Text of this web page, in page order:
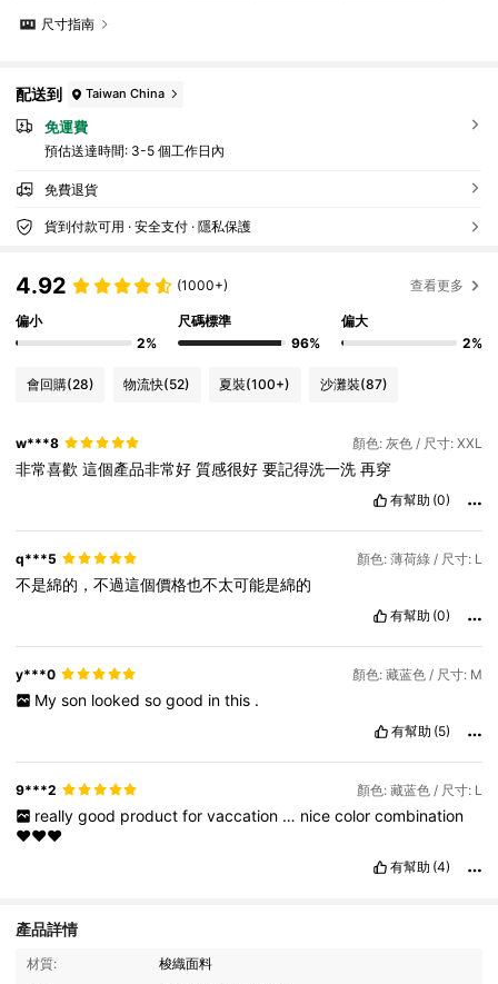
尺寸指南
配送到 Taiwan China
免運費
預估送達時間: 3-5 個工作日內
免費退貨
貨到付款可用 · 安全支付 · 隱私保護
4.92 (1000+) 查看更多
偏小
2%
尺碼標準
96%
偏大
2%
會回購(28) 物流快(52) 夏裝(100+) 沙灘裝(87)
w***8 顏色: 灰色 / 尺寸: XXL
非常喜歡這個產品非常好質感很好要記得洗一洗再穿
有幫助 (0)
q***5 顏色: 薄荷綠 / 尺寸: L
不是綿的，不過這個價格也不太可能是綿的
有幫助 (0)
y***0 顏色: 藏蓝色 / 尺寸: M
My son looked so good in this .
有幫助 (5)
9***2 顏色: 藏蓝色 / 尺寸: L
really good product for vaccation … nice color combination
❤️❤️❤️
有幫助 (4)
產品詳情
材質:
梭織面料